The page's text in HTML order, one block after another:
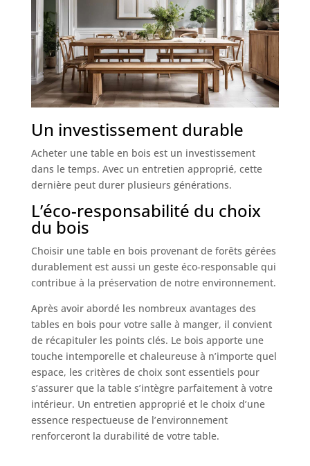
Un investissement durable
Acheter une table en bois est un investissement
dans le temps. Avec un entretien approprié, cette
dernière peut durer plusieurs générations.
L’éco-responsabilité du choix
du bois
Choisir une table en bois provenant de forêts gérées
durablement est aussi un geste éco-responsable qui
contribue à la préservation de notre environnement.
Après avoir abordé les nombreux avantages des
tables en bois pour votre salle à manger, il convient
de récapituler les points clés. Le bois apporte une
touche intemporelle et chaleureuse à n’importe quel
espace, les critères de choix sont essentiels pour
s’assurer que la table s’intègre parfaitement à votre
intérieur. Un entretien approprié et le choix d’une
essence respectueuse de l’environnement
renforceront la durabilité de votre table.